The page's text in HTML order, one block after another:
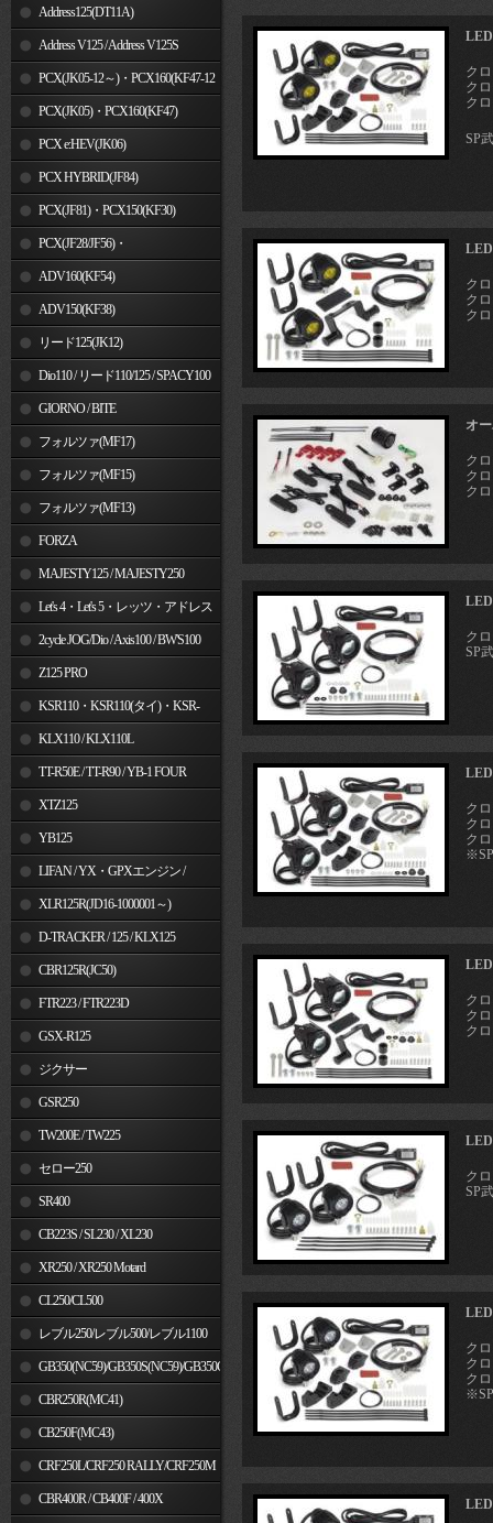
Address125(DT11A)
Address V125 / Address V125S
PCX(JK05-12～)・PCX160(KF47-12
～) PCX(JK05)・PCX160(KF47)
PCX e:HEV(JK06)
PCX HYBRID(JF84)
PCX(JF81)・PCX150(KF30)
PCX(JF28/JF56)・
PCX150(KF12/KF18)
ADV160(KF54)
ADV150(KF38)
リード125(JK12)
Dio110 / リード110/125 / SPACY100
GIORNO / BITE
フォルツァ(MF17)
フォルツァ(MF15)
フォルツァ(MF13)
FORZA
MAJESTY125 / MAJESTY250
Let's 4・Let's 5・レッツ・アドレス
V50 2cycle JOG/Dio / Axis100 / BW'S100
Z125 PRO
KSR110・KSR110(タイ)・KSR-
I/II・KSR PRO
KLX110 / KLX110L
TT-R50E / TT-R90 / YB-1 FOUR
XTZ125
YB125
LIFAN / YX・GPXエンジン /
JinchengXLR125R(JD16-1000001～)
D-TRACKER / 125 / KLX125
CBR125R(JC50)
FTR223 / FTR223D
GSX-R125
ジクサー
GSR250
TW200E / TW225
セロー250
SR400
CB223S / SL230 / XL230
XR250 / XR250 Motard
CL250/CL500
レブル250/レブル500/レブル1100
GB350(NC59)/GB350S(NC59)/GB350C(NC64)
CBR250R(MC41)
CB250F(MC43)
CRF250L/CRF250 RALLY/CRF250M
CBR400R / CB400F / 400X
ク
ク
ク
SP
ク
ク
ク
オ
ク
ク
ク
ク
SP
ク
ク
ク
ク
ク
ク
ク
SP
ク
ク
ク